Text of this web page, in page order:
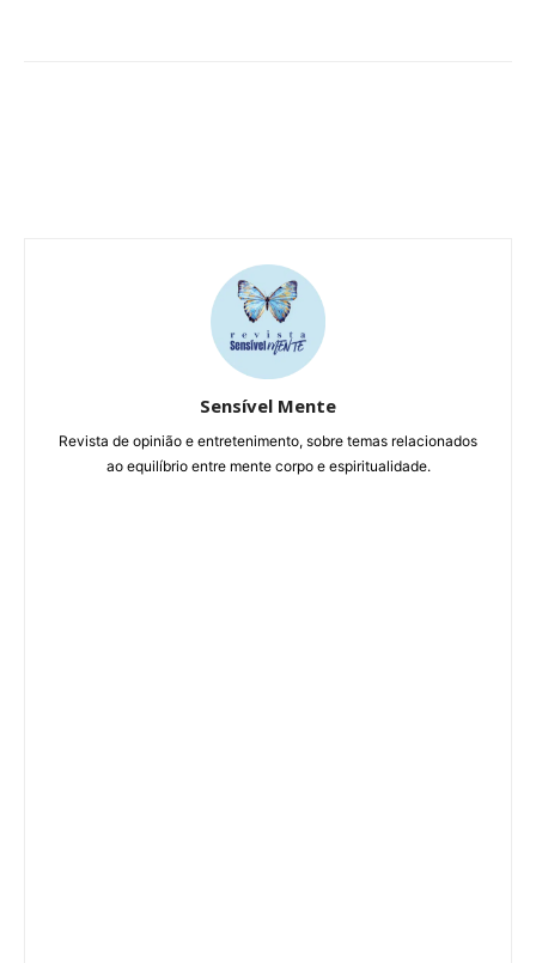
Sensível Mente
Revista de opinião e entretenimento, sobre temas relacionados
ao equilíbrio entre mente corpo e espiritualidade.